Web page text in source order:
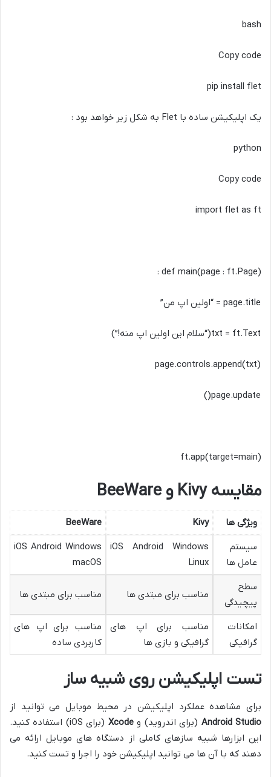
bash
Copy code
pip install flet
یک اپلیکیشن ساده با Flet به شکل زیر خواهد بود :
python
Copy code
import flet as ft
def main(page : ft.Page) :
ft.app(target=main)
مقایسه Kivy و BeeWare
ویژگی ها Kivy
BeeWare
سیستم
عامل ها
iOS Android Windows
Linux
iOS Android Windows
macOS
سطح
پیچیدگی
مناسب برای مبتدی ها مناسب برای مبتدی ها
امکانات
گرافیکی
مناسب برای اپ های
گرافیکی و بازی ها
مناسب برای اپ های
کاربردی ساده
تست اپلیکیشن روی شبیه ساز
برای مشاهده عملکرد اپلیکیشن در محیط موبایل می توانید از
Android Studio (برای اندروید) وXcode
(برای iOS) استفاده کنید.
این ابزارها شبیه سازهای کاملی از دستگاه های موبایل ارائه می
دهند که با آن ها می توانید اپلیکیشن خود را اجرا و تست کنید.